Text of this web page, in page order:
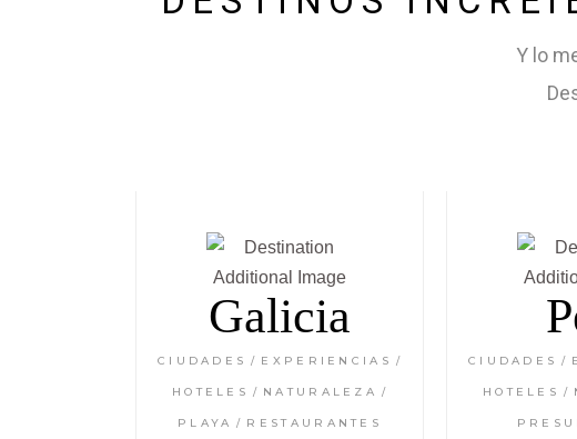
Y lo
Galicia
CIUDADES EXPERIENCIAS
HOTELES NATURALEZA
PLAYA RESTAURANTES
CIUDADES
HOTELES